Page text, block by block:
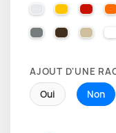
010 WHITE
025 031
071 GREY
080 082
AJOUT D'UNE
Oui
Non